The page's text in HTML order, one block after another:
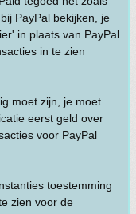
PayPal bekijken, je
in plaats van PayPal
in te zien
moet zijn, je moet
eerst geld over
voor PayPal
toestemming
zien voor de